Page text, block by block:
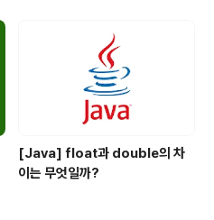
[Java] float과 double의 차
이는 무엇일까?